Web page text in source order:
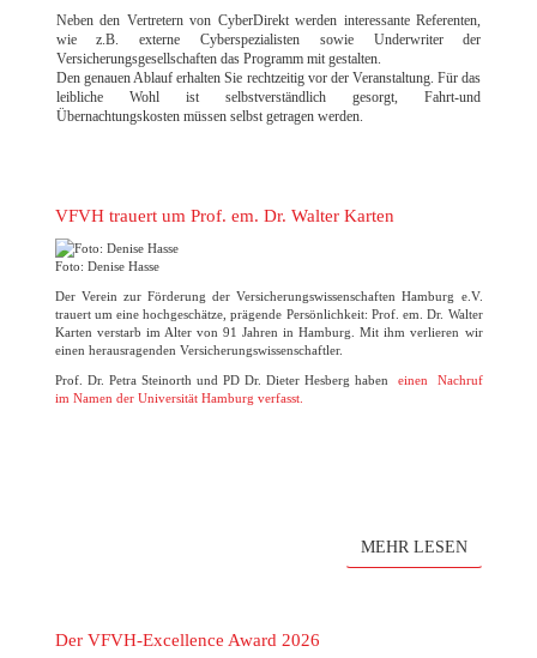
Neben den Vertretern von CyberDirekt werden interessante Referenten,
wie z.B. externe Cyberspezialisten sowie Underwriter der
Versicherungsgesellschaften das Programm mit gestalten.
Den genauen Ablauf erhalten Sie rechtzeitig vor der Veranstaltung. Für das
leibliche Wohl ist selbstverständlich gesorgt, Fahrt-und
Übernachtungskosten müssen selbst getragen werden.
VFVH trauert um Prof. em. Dr. Walter Karten
Foto: Denise Hasse
Der Verein zur Förderung der Versicherungswissenschaften Hamburg e.V.
trauert um eine hochgeschätze, prägende Persönlichkeit: Prof. em. Dr. Walter
Karten verstarb im Alter von 91 Jahren in Hamburg. Mit ihm verlieren wir
einen herausragenden Versicherungswissenschaftler.
Prof. Dr. Petra Steinorth und PD Dr. Dieter Hesberg haben einen Nachruf
im Namen der Universität Hamburg verfasst.
MEHR LESEN
Der VFVH-Excellence Award 2026